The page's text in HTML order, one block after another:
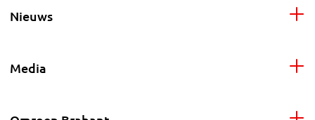
Nieuws
Media